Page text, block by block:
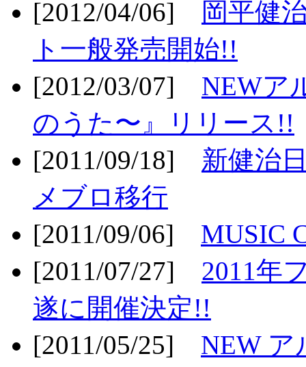
[2012/04/06]
岡平健
ト一般発売開始!!
[2012/03/07] NEWア
のうた〜』リリース!!
[2011/09/18] 新健治
メブロ移行
[2011/09/06] MUSIC
[2011/07/27] 2011年
遂に開催決定!!
[2011/05/25] NEW